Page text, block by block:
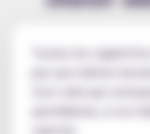
Toutes les